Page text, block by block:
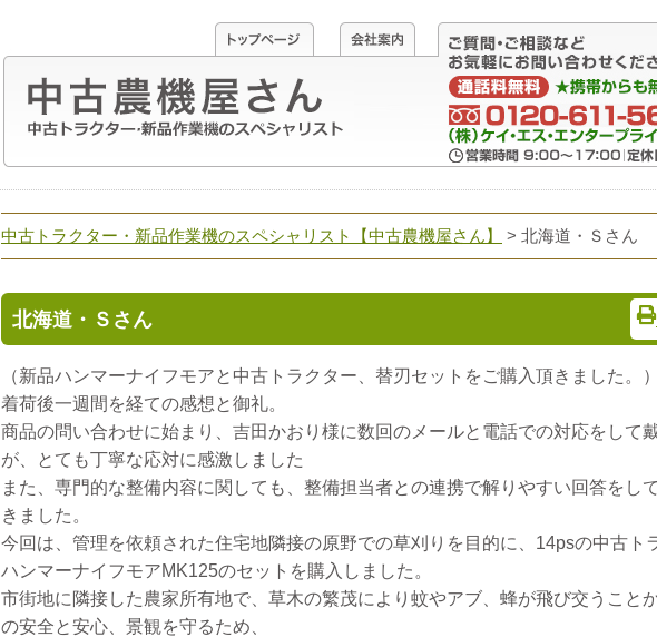
中古トラクター・新品作業機のスペシャリスト【中古農機屋さん】 > 北海道・Ｓさん
北海道・Ｓさん
（新品ハンマーナイフモアと中古トラクター、替刃セットをご購入頂きました。）
着荷後一週間を経ての感想と御礼。
商品の問い合わせに始まり、吉田かおり様に数回のメールと電話での対応をして
が、とても丁寧な応対に感激しました
また、専門的な整備内容に関しても、整備担当者との連携で解りやすい回答をし
きました。
今回は、管理を依頼された住宅地隣接の原野での草刈りを目的に、14psの中古ト
ハンマーナイフモアMK125のセットを購入しました。
市街地に隣接した農家所有地で、草木の繁茂により蚊やアブ、蜂が飛び交うこと
の安全と安心、景観を守るため、